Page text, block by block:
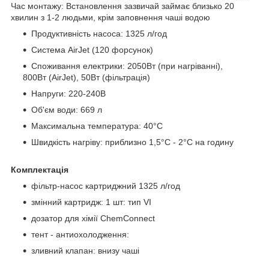
Час монтажу: Встановлення зазвичай займає близько 20
хвилин з 1-2 людьми, крім заповнення чаші водою
Продуктивність насоса: 1325 л/год
Система AirJet (120 форсунок)
Споживання електрики: 2050Вт (при нагріванні),
800Вт (AirJet), 50Вт (фільтрація)
Напруги: 220-240В
Об'єм води: 669 л
Максимальна температура: 40°C
Швидкість нагріву: приблизно 1,5°C - 2°C на годину
Комплектація
фільтр-насос картриджний 1325 л/год
змінний картридж: 1 шт: тип VI
дозатор для хімії ChemConnect
тент - антиохолодження:
зливний клапан: внизу чаші